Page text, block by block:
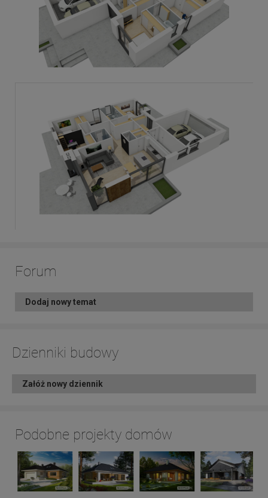
Forum
Dodaj nowy temat
Dzienniki budowy
Załóż nowy dziennik
Podobne projekty domów